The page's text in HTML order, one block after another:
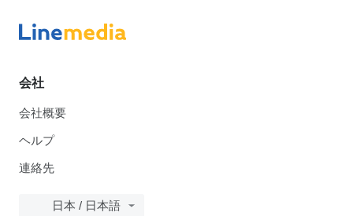
会社
会社概要
ヘルプ
連絡先
日本 / 日本語